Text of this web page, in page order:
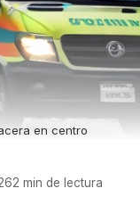
en centro
2 min de lectura